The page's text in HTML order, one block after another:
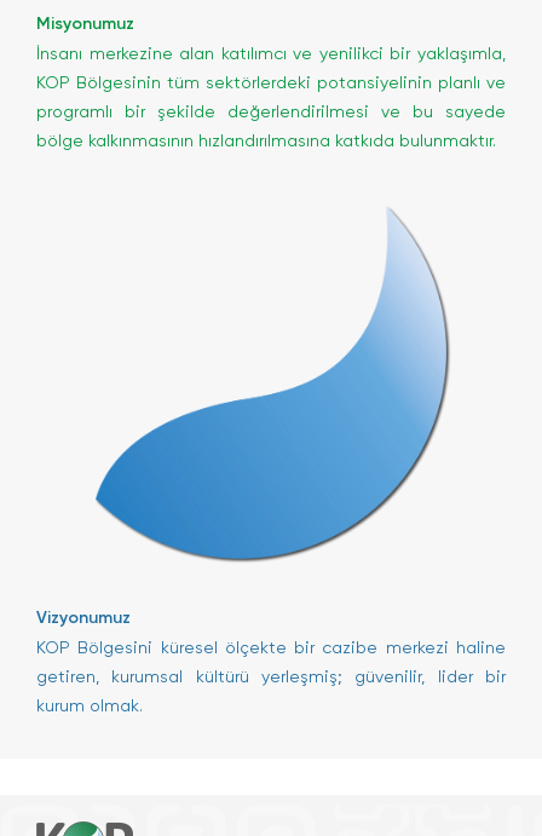
Misyonumuz
İnsanı merkezine alan katılımcı ve yenilikci bir yaklaşımla,
KOP Bölgesinin tüm sektörlerdeki potansiyelinin planlı ve
programlı bir şekilde değerlendirilmesi ve bu sayede
bölge kalkınmasının hızlandırılmasına katkıda bulunmaktır.
Vizyonumuz
KOP Bölgesini küresel ölçekte bir cazibe merkezi haline
getiren, kurumsal kültürü yerleşmiş; güvenilir, lider bir
kurum olmak.